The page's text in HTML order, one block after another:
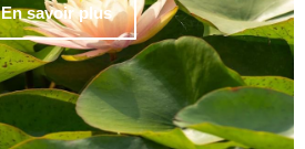
En savoir plus